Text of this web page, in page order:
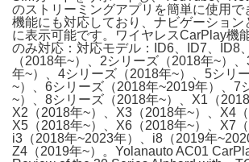
のストリーミングアプリを簡単に使用で
機能にも対応しており、ナビゲーション
に表示可能です。ワイヤレスCarPlay機
のみ対応：対応モデル：ID6、ID7、ID8
（2018年~）、2シリーズ（2018年~）
年~）、4シリーズ（2018年~）、5シリ
~）、6シリーズ（2018年~2019年）、7
~）、8シリーズ（2018年~）、X1（2018
X2（2018年~）、X3（2018年~）、X4（
X5（2018年~）、X6（2018年~）、X7（
i3（2018年~2023年）、i8（2019年
Z4（2019年~）。Yolanauto AC01